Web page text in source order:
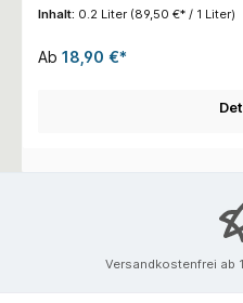
Inhalt: 0.2 Liter (89,50 €* / 1 Liter)
Ab 18,90 €*
Versandkostenfrei ab